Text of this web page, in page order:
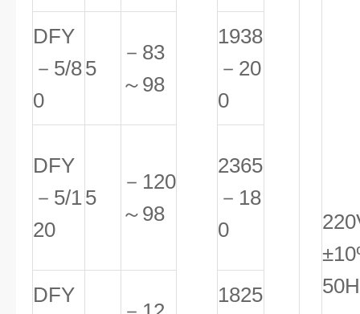
DFY
－5/8
0
5
－83
～98
1938
－20
0
DFY
－5/1
20
5
－120
～98
2365
－18
0
DFY
1825